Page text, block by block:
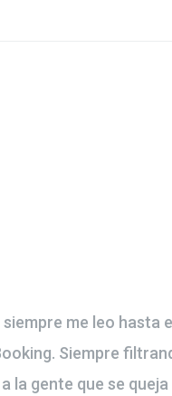
me leo hasta
Siempre
la gente que se